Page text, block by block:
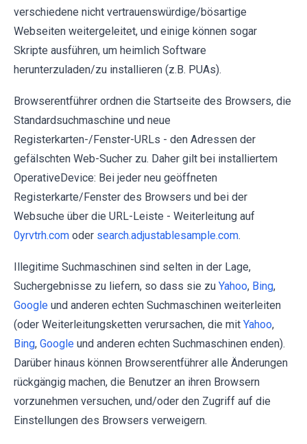
verschiedene nicht vertrauenswürdige/bösartige
Webseiten weitergeleitet, und einige können sogar
Skripte ausführen, um heimlich Software
herunterzuladen/zu installieren (z.B. PUAs).
Browserentführer ordnen die Startseite des Browsers, die
Standardsuchmaschine und neue
Registerkarten-/Fenster-URLs - den Adressen der
gefälschten Web-Sucher zu. Daher gilt bei installiertem
OperativeDevice: Bei jeder neu geöffneten
Registerkarte/Fenster des Browsers und bei der
Websuche über die URL-Leiste - Weiterleitung auf
0yrvtrh.com oder search.adjustablesample.com.
Illegitime Suchmaschinen sind selten in der Lage,
Suchergebnisse zu liefern, so dass sie zu Yahoo, Bing,
Google und anderen echten Suchmaschinen weiterleiten
(oder Weiterleitungsketten verursachen, die mit Yahoo,
Bing, Google und anderen echten Suchmaschinen enden).
Darüber hinaus können Browserentführer alle Änderungen
rückgängig machen, die Benutzer an ihren Browsern
vorzunehmen versuchen, und/oder den Zugriff auf die
Einstellungen des Browsers verweigern.